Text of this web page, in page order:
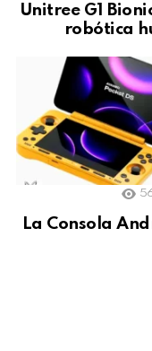
Unitree G1
robótica
La Consola